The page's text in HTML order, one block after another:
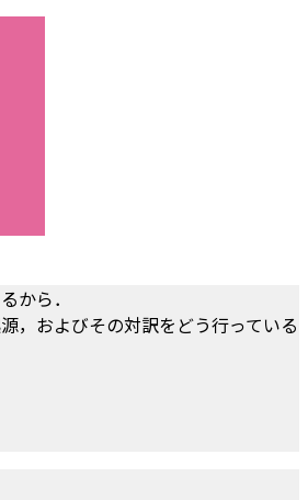
から．
，およびその対訳をどう行っている